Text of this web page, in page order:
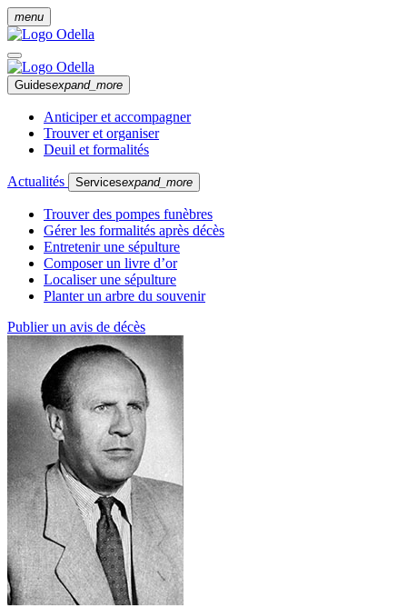
menu
Guidesexpand_more
Anticiper et accompagner
Trouver et organiser
Deuil et formalités
Actualités Servicesexpand_more
Trouver des pompes funèbres
Gérer les formalités après décès
Entretenir une sépulture
Composer un livre d’or
Localiser une sépulture
Planter un arbre du souvenir
Publier un avis de décès